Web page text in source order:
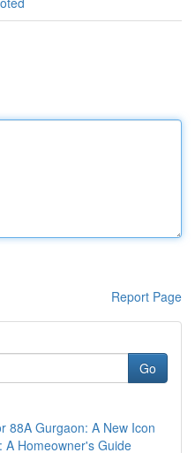
Report Page
Go
88A Gurgaon: A New Icon
A Homeowner's Guide